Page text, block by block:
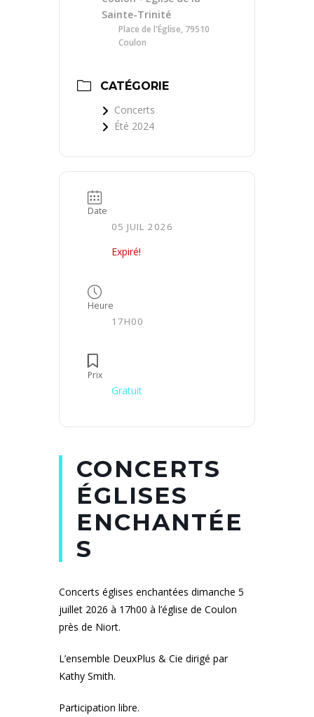
Sainte-Trinité
Place de l'Église, 79510
Coulon
CATÉGORIE
Concerts
Été 2024
Date
05 JUIL 2026
Expiré!
Heure
17H00
Prix
Gratuit
CONCERTS
ÉGLISES
ENCHANTÉE
S
Concerts églises enchantées dimanche 5
juillet 2026 à 17h00 à l’église de Coulon
près de Niort.
L’ensemble DeuxPlus & Cie dirigé par
Kathy Smith.
Participation libre.